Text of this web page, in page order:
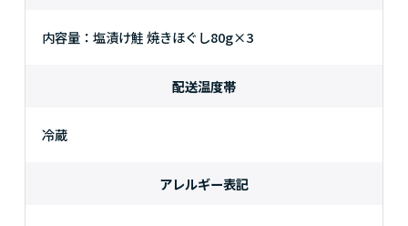
内容量：塩漬け鮭 焼きほぐし80g×3
配送温度帯
冷蔵
アレルギー表記